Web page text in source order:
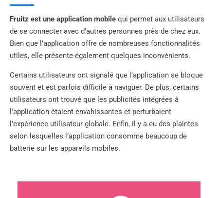
Fruitz est une application mobile qui permet aux utilisateurs
de se connecter avec d’autres personnes près de chez eux.
Bien que l’application offre de nombreuses fonctionnalités
utiles, elle présente également quelques inconvénients.
Certains utilisateurs ont signalé que l’application se bloque
souvent et est parfois difficile à naviguer. De plus, certains
utilisateurs ont trouvé que les publicités intégrées à
l’application étaient envahissantes et perturbaient
l’expérience utilisateur globale. Enfin, il y a eu des plaintes
selon lesquelles l’application consomme beaucoup de
batterie sur les appareils mobiles.